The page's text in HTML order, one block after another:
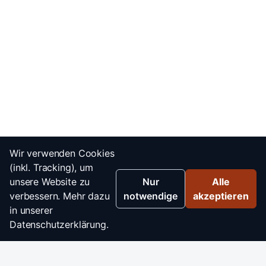
Wir verwenden Cookies
(inkl. Tracking), um
unsere Website zu
verbessern. Mehr dazu
in unserer
Datenschutzerklärung.
Nur
notwendige
Alle
akzeptieren